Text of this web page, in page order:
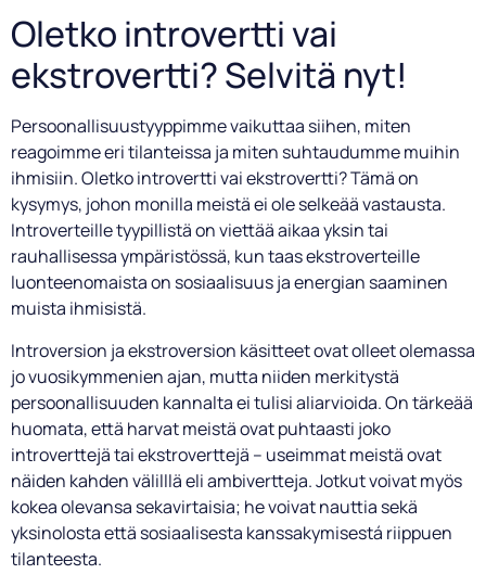
Oletko introvertti vai
ekstrovertti? Selvitä nyt!
Persoonallisuustyyppimme vaikuttaa siihen, miten
reagoimme eri tilanteissa ja miten suhtaudumme muihin
ihmisiin. Oletko introvertti vai ekstrovertti? Tämä on
kysymys, johon monilla meistä ei ole selkeää vastausta.
Introverteille tyypillistä on viettää aikaa yksin tai
rauhallisessa ympäristössä, kun taas ekstroverteille
luonteenomaista on sosiaalisuus ja energian saaminen
muista ihmisistä.
Introversion ja ekstroversion käsitteet ovat olleet olemassa
jo vuosikymmenien ajan, mutta niiden merkitystä
persoonallisuuden kannalta ei tulisi aliarvioida. On tärkeää
huomata, että harvat meistä ovat puhtaasti joko
introverttejä tai ekstroverttejä – useimmat meistä ovat
näiden kahden välilllä eli ambivertteja. Jotkut voivat myös
kokea olevansa sekavirtaisia; he voivat nauttia sekä
yksinolosta että sosiaalisesta kanssakymisestá riippuen
tilanteesta.